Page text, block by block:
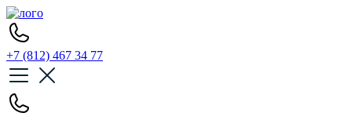
+7 (812) 467 34 77